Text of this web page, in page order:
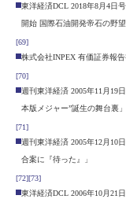
東洋経済DCL 2018年8月4日
開始 国際石油開発帝石の野望
[69]
株式会社INPEX 有価証券報告
[70]
週刊東洋経済 2005年11月19
本版メジャー”誕生の舞台裏」
[71]
週刊東洋経済 2005年12月10
合案に『待った』」
[72][73]
東洋経済DCL 2006年10月21